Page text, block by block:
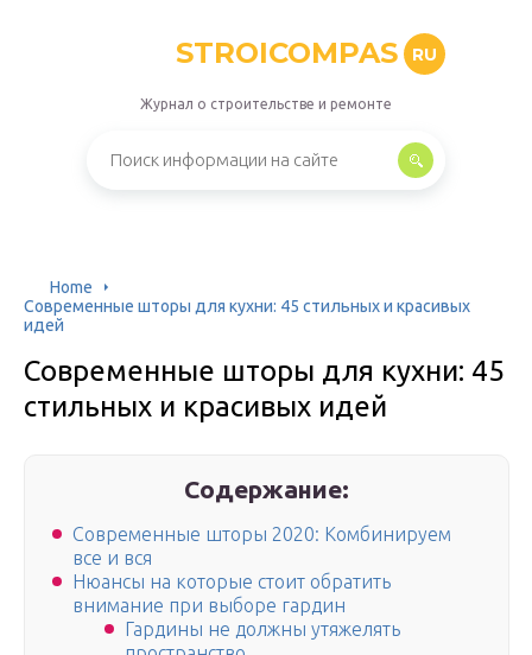
STROICOMPAS RU
Журнал о строительстве и ремонте
Home
Современные шторы для кухни: 45 стильных и красивых
идей
Современные шторы для кухни: 45
стильных и красивых идей
Содержание:
Современные шторы 2020: Комбинируем
все и вся
Нюансы на которые стоит обратить
внимание при выборе гардин
Гардины не должны утяжелять